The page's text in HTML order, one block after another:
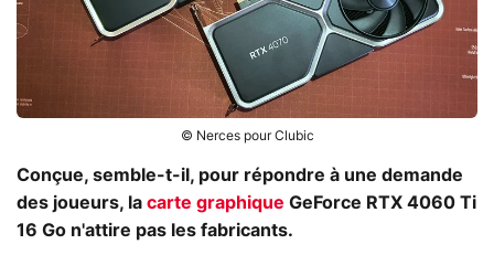
© Nerces pour Clubic
Conçue, semble-t-il, pour répondre à une demande
des joueurs, la carte graphique GeForce RTX 4060 Ti
16 Go n'attire pas les fabricants.